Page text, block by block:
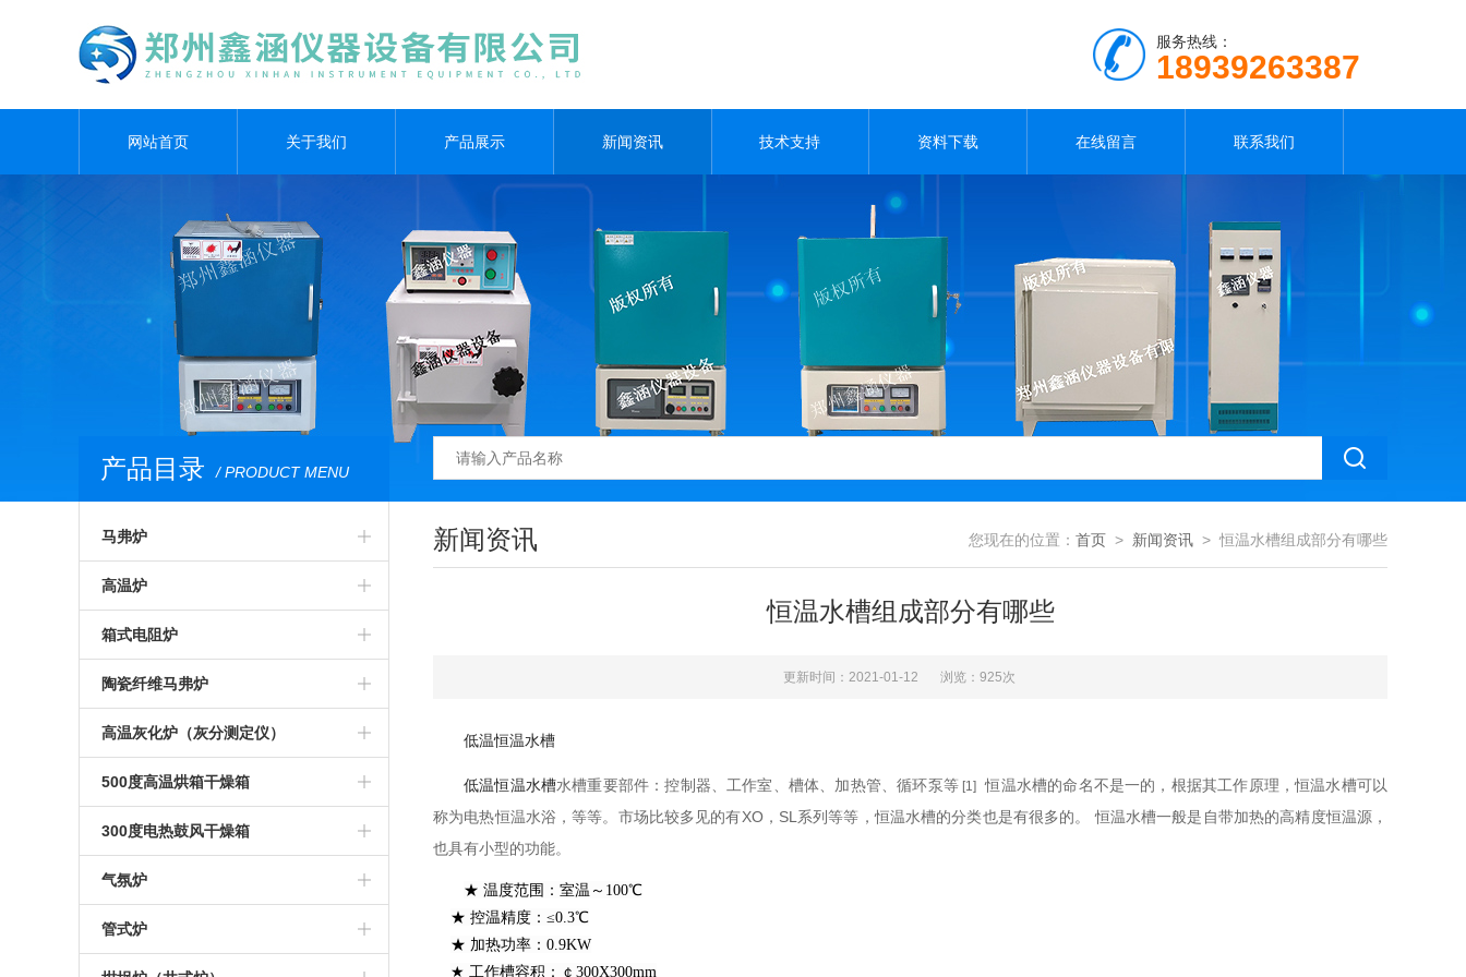
服务热线：
18939263387
网站首页 关于我们 产品展示 新闻资讯 技术支持 资料下载 在线留言 联系我们
产品目录 / PRODUCT MENU
马弗炉
智能马弗炉
高温马弗炉
箱式马弗炉
节能马弗炉
工业马弗炉
一体马弗炉
实验室马弗炉
可编程马弗炉
硅碳棒马弗炉
高温炉
箱式预热炉
智能高温炉
工业高温炉
箱式高温炉
高温实验炉
高温加热炉
高温煅烧炉
硅碳棒高温炉
箱式电阻炉
高温箱式炉
智能箱式炉
箱式沾火炉
高温箱式电阻炉
中温箱式电阻炉
工业箱式电阻炉
高温保温箱式炉
陶瓷纤维马弗炉
氧化锆烧结炉
陶瓷纤维箱式炉
陶瓷纤维高温炉
陶瓷纤维箱式电阻炉
陶瓷纤维高温电阻炉
1000度陶瓷纤维马弗炉
高温灰化炉（灰分测定仪）
高温灰化炉
灰分测定仪
煤炭灰分测定仪
塑料灰分测定仪
石油灰分测定仪
500度高温烘箱干燥箱
500度高温烘箱
300度电热鼓风干燥箱
烘箱
鼓风干燥箱
气氛炉
高温气氛炉
管式炉
新闻资讯 您现在的位置： 首页 > 新闻资讯 > 恒温水槽组成部分有哪些
恒温水槽组成部分有哪些
更新时间：2021-01-12 浏览：925次
低温恒温水槽
低温恒温水槽水槽重要部件：控制器、工作室、槽体、加热管、循环泵等[1] 恒温水槽的命名不是一的，根据其工作原理，恒温水槽可以
称为电热恒温水浴，等等。市场比较多见的有XO， SL 系列等等，恒温水槽的分类也是有很多的。 恒温水槽一般是自带加热的高精度恒温源，
也具有小型的功能。
★ 温度范围：室温～100℃
★ 控温精度：≤0.3℃
★ 加热功率：0.9KW
★ 工作槽容积：￠300X300mm